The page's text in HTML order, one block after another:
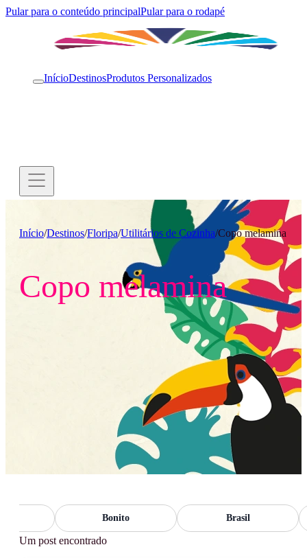
Pular para o conteúdo principalPular para o rodapé
InícioDestinosProdutos Personalizados
Início/Destinos/Floripa/Utilitários de Cozinha/Copo melamina
Copo melamina
Bonito Brasil
Um post encontrado